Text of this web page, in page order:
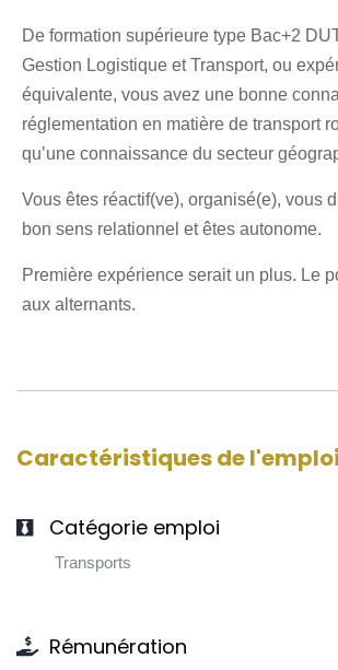
De formation supérieure type Bac+2
Gestion Logistique et Transport, ou
équivalente, vous avez une bonne
réglementation en matière de transport
qu’une connaissance du secteur
Vous êtes réactif(ve), organisé(e), vous
bon sens relationnel et êtes autonome.
Première expérience serait un plus. Le
aux alternants.
Caractéristiques de l'emploi
Catégorie emploi
Transports
Rémunération